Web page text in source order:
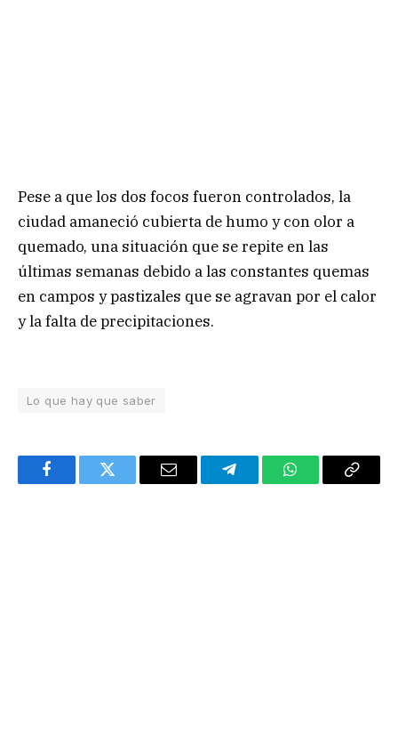
Pese a que los dos focos fueron controlados, la
ciudad amaneció cubierta de humo y con olor a
quemado, una situación que se repite en las
últimas semanas debido a las constantes quemas
en campos y pastizales que se agravan por el calor
y la falta de precipitaciones.
Lo que hay que saber
FacebookTwitter Email TelegramWhatsAppCopy